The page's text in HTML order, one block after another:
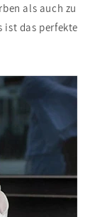
als auch zu
ist das perfekte